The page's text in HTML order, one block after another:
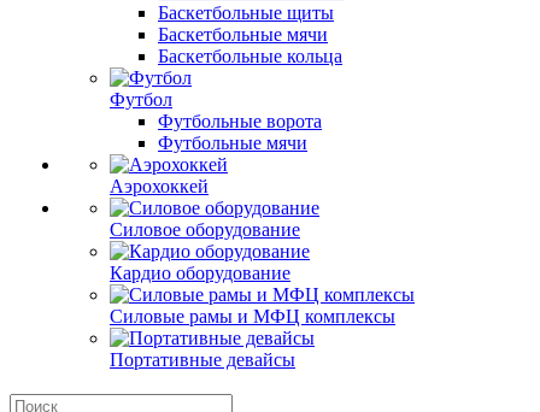
Баскетбольные щиты
Баскетбольные мячи
Баскетбольные кольца
Футбол
Футбольные ворота
Футбольные мячи
Аэрохоккей
Силовое оборудование
Кардио оборудование
Силовые рамы и МФЦ комплексы
Портативные девайсы